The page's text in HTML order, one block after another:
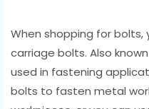
When shopping for bolts,
carriage bolts. Also
used in fastening
bolts to fasten metal